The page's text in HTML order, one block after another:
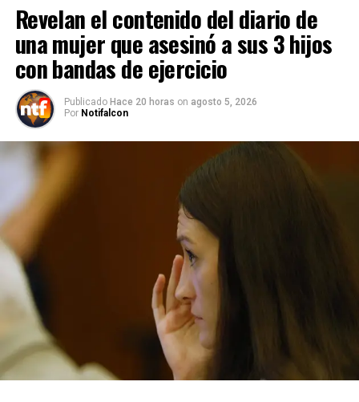
Revelan el contenido del diario de
una mujer que asesinó a sus 3 hijos
con bandas de ejercicio
Publicado Hace 20 horas on agosto 5, 2026
Por Notifalcon